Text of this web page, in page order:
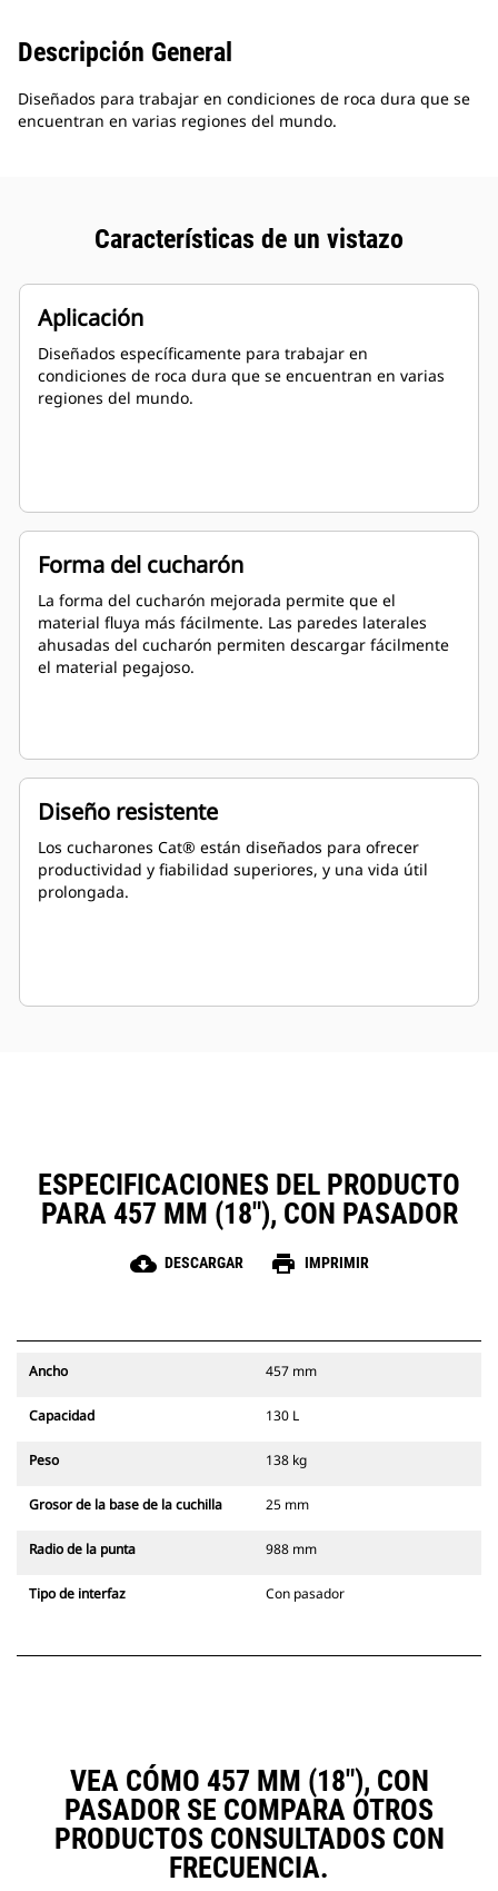
Descripción General
Diseñados para trabajar en condiciones de roca dura que se
encuentran en varias regiones del mundo.
Características de un vistazo
Aplicación
Diseñados específicamente para trabajar en
condiciones de roca dura que se encuentran en varias
regiones del mundo.
Forma del cucharón
La forma del cucharón mejorada permite que el
material fluya más fácilmente. Las paredes laterales
ahusadas del cucharón permiten descargar fácilmente
el material pegajoso.
Diseño resistente
Los cucharones Cat® están diseñados para ofrecer
productividad y fiabilidad superiores, y una vida útil
prolongada.
ESPECIFICACIONES DEL PRODUCTO
PARA 457 MM (18"), CON PASADOR
cloud_download DESCARGAR print IMPRIMIR
Ancho 457 mm
Capacidad 130 L
Peso 138 kg
Grosor de la base de la cuchilla 25 mm
Radio de la punta 988 mm
Tipo de interfaz Con pasador
VEA CÓMO 457 MM (18"), CON
PASADOR SE COMPARA OTROS
PRODUCTOS CONSULTADOS CON
FRECUENCIA.